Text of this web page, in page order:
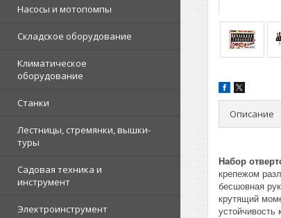
Насосы и мотопомпы
Складское оборудование
Климатическое
оборудование
Станки
Лестницы, стремянки, вышки-
туры
Садовая техника и
инструмент
Электроинструмент
Описание
Набор
крепежом
бесшовная
крутящий
устойчивость